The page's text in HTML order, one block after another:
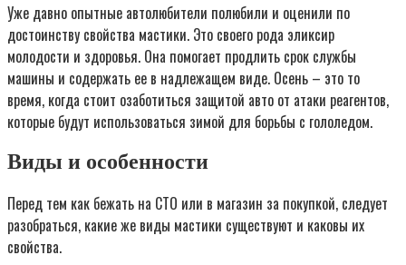
Уже давно опытные автолюбители полюбили и оценили по
достоинству свойства мастики. Это своего рода эликсир
молодости и здоровья. Она помогает продлить срок службы
машины и содержать ее в надлежащем виде. Осень – это то
время, когда стоит озаботиться защитой авто от атаки реагентов,
которые будут использоваться зимой для борьбы с гололедом.
Виды и особенности
Перед тем как бежать на СТО или в магазин за покупкой, следует
разобраться, какие же виды мастики существуют и каковы их
свойства.